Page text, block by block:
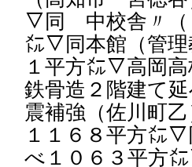
▽同 中校舎〃（
㍍▽同本館（管理
１平方㍍▽高岡
鉄骨造２階建て
震補強（佐川町
１１６８平方㍍
べ１０６３平方